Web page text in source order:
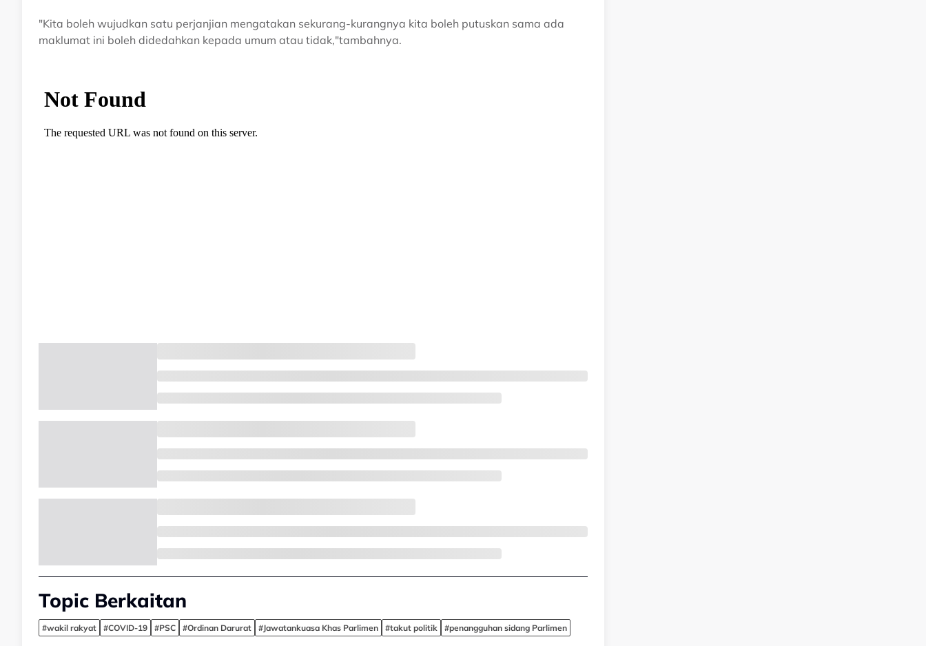
"Kita boleh wujudkan satu perjanjian mengatakan sekurang-kurangnya kita boleh putuskan sama ada
maklumat ini boleh didedahkan kepada umum atau tidak,"tambahnya.
Topic Berkaitan
#wakil rakyat #COVID-19 #PSC #Ordinan Darurat #Jawatankuasa Khas Parlimen #takut politik #penangguhan sidang Parlimen